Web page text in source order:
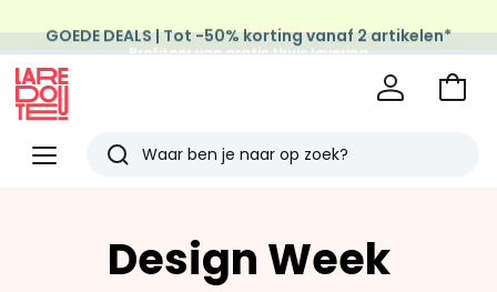
Profiteer van gratis thuis levering
op al de Mode & Home aankopen
Menu
Redoute
Zoeken
artikelen
Naar
Design Week